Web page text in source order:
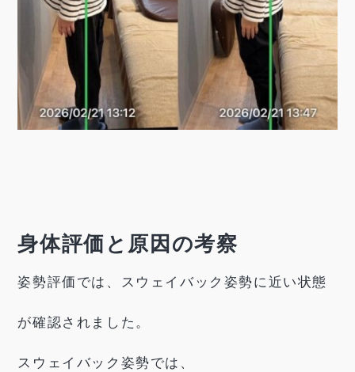
身体評価と原因の考察
姿勢評価では、スウェイバック姿勢に近い状態
が確認されました。
スウェイバック姿勢では、